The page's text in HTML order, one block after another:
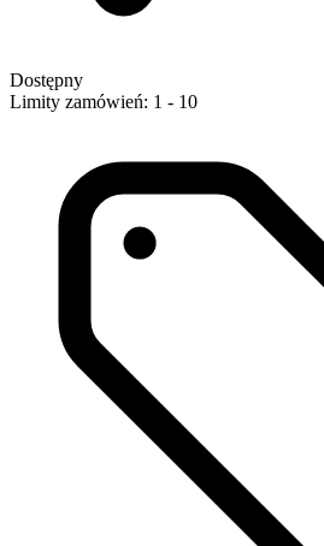
Dostępny
Limity zamówień: 1 - 10